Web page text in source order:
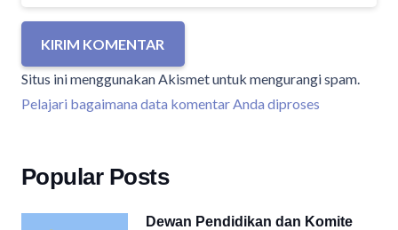
KIRIM KOMENTAR
Situs ini menggunakan Akismet untuk mengurangi spam.
Pelajari bagaimana data komentar Anda diproses
Popular Posts
Dewan Pendidikan dan Komite